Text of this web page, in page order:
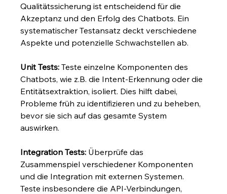
Qualitätssicherung ist entscheidend für die
Akzeptanz und den Erfolg des Chatbots. Ein
systematischer Testansatz deckt verschiedene
Aspekte und potenzielle Schwachstellen ab.
Unit Tests: Teste einzelne Komponenten des
Chatbots, wie z.B. die Intent-Erkennung oder die
Entitätsextraktion, isoliert. Dies hilft dabei,
Probleme früh zu identifizieren und zu beheben,
bevor sie sich auf das gesamte System
auswirken.
Integration Tests: Überprüfe das
Zusammenspiel verschiedener Komponenten
und die Integration mit externen Systemen.
Teste insbesondere die API-Verbindungen,